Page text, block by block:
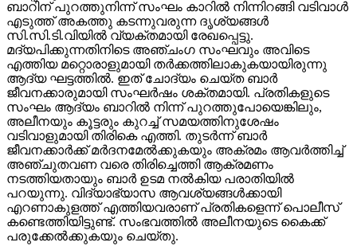
ബാറിന് പുറത്തുനിന്ന് സംഘം കാറില്‍ നിന്നിറങ്ങി വടിവാള്‍
എടുത്ത് അകത്തു കടന്നുവരുന്ന ദൃശ്യങ്ങള്‍
സി.സി.ടി.വിയില്‍ വ്യക്തമായി രേഖപ്പെട്ടു.
മദ്യപിക്കുന്നതിനിടെ അഞ്ചംഗ സംഘവും അവിടെ
എത്തിയ മറ്റൊരാളുമായി തര്‍ക്കത്തിലാകുകയായിരുന്നു
ആദ്യ ഘട്ടത്തില്‍. ഇത് ചോദ്യം ചെയ്ത ബാര്‍
ജീവനക്കാരുമായി സംഘര്‍ഷം ശക്തമായി. പ്രതികളുടെ
സംഘം ആദ്യം ബാറില്‍ നിന്ന് പുറത്തുപോയെങ്കിലും,
അലീനയും കൂട്ടരും കുറച്ച് സമയത്തിനുശേഷം
വടിവാളുമായി തിരികെ എത്തി. തുടര്‍ന്ന് ബാര്‍
ജീവനക്കാര്‍ക്ക് മര്‍ദനമേല്‍ക്കുകയും അക്രമം ആവര്‍ത്തിച്ച്
അഞ്ചുതവണ വരെ തിരിച്ചെത്തി ആക്രമണം
നടത്തിയതായും ബാര്‍ ഉടമ നല്‍കിയ പരാതിയില്‍
പറയുന്നു. വിദ്യാഭ്യാസ ആവശ്യങ്ങള്‍ക്കായി
എറണാകുളത്ത് എത്തിയവരാണ് പ്രതികളെന്ന് പൊലീസ്
കണ്ടെത്തിയിട്ടുണ്ട്. സംഭവത്തില്‍ അലീനയുടെ കൈക്ക്
പരുക്കേല്‍ക്കുകയും ചെയ്തു.